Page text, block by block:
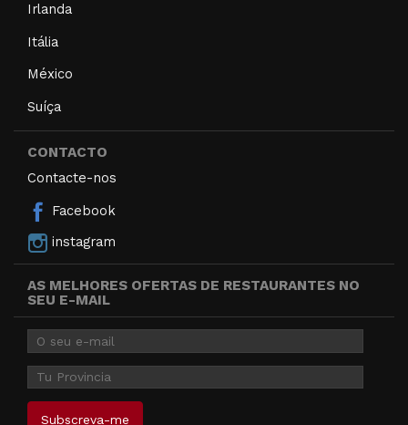
Irlanda
Itália
México
Suíça
CONTACTO
Contacte-nos
Facebook
instagram
AS MELHORES OFERTAS DE RESTAURANTES NO
SEU E-MAIL